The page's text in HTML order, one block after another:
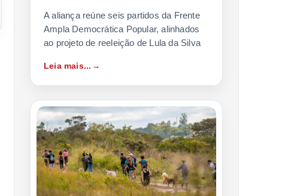
A aliança reúne seis partidos da Frente
Ampla Democrática Popular, alinhados
ao projeto de reeleição de Lula da Silva
Leia mais...